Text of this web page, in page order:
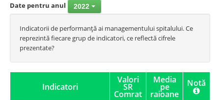
Date pentru anul 2022
Indicatorii de performanţă ai managementului spitalului. Ce
reprezintă fiecare grup de indicatori, ce reflectă cifrele
prezentate?
Indicatori
Valori
SR
Comrat
Media
pe
raioane
Notă